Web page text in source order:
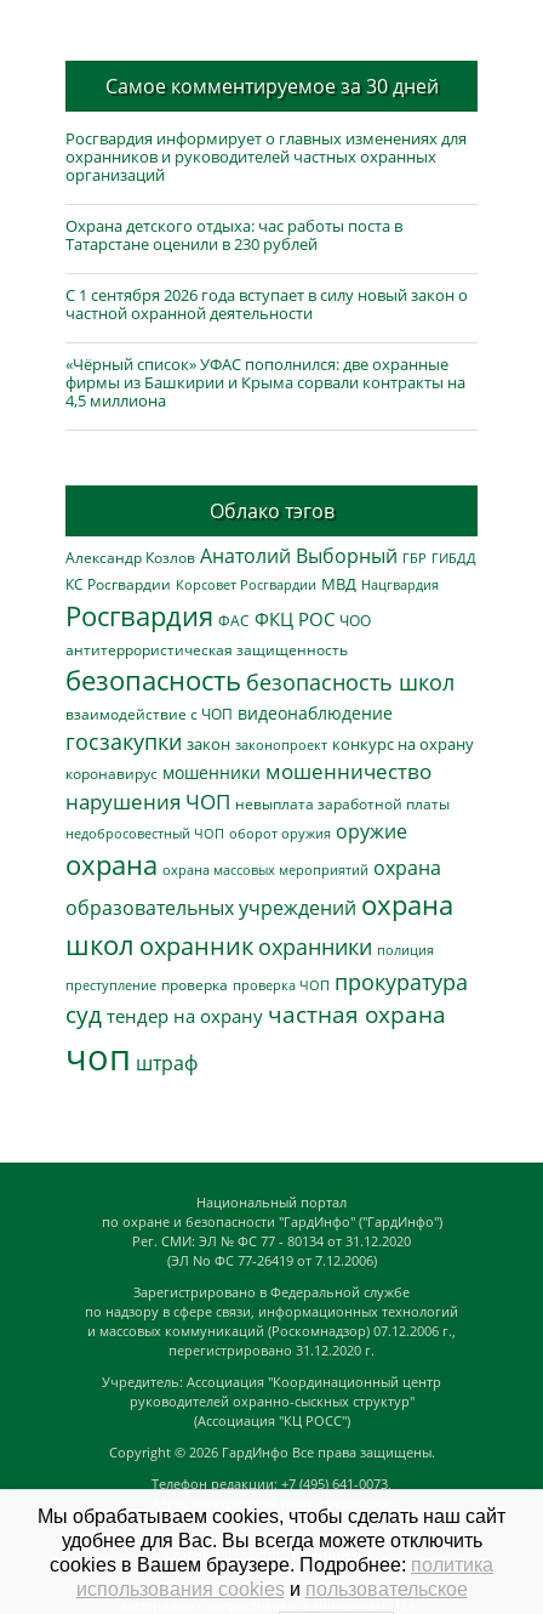
Самое комментируемое за 30 дней
Росгвардия информирует о главных изменениях для
охранников и руководителей частных охранных
организаций
Охрана детского отдыха: час работы поста в
Татарстане оценили в 230 рублей
С 1 сентября 2026 года вступает в силу новый закон о
частной охранной деятельности
«Чёрный список» УФАС пополнился: две охранные
фирмы из Башкирии и Крыма сорвали контракты на
4,5 миллиона
Облако тэгов
Александр Козлов Анатолий Выборный ГБР ГИБДД
КС Росгвардии Корсовет Росгвардии МВД Нацгвардия
Росгвардия ФАС ФКЦ РОС ЧОО
антитеррористическая защищенность
безопасность безопасность школ
взаимодействие с ЧОП видеонаблюдение
госзакупки закон законопроект конкурс на охрану
коронавирус мошенники мошенничество
нарушения ЧОП невыплата заработной платы
недобросовестный ЧОП оборот оружия оружие
охрана охрана массовых мероприятий охрана
образовательных учреждений охрана
школ охранник охранники полиция
преступление проверка проверка ЧОП прокуратура
суд тендер на охрану частная охрана
чоп штраф
Национальный портал
по охране и безопасности "ГардИнфо" ("ГардИнфо")
Рег. СМИ: ЭЛ № ФС 77 - 80134 от 31.12.2020
(ЭЛ No ФС 77-26419 от 7.12.2006)
Зарегистрировано в Федеральной службе
по надзору в сфере связи, информационных технологий
и массовых коммуникаций (Роскомнадзор) 07.12.2006 г.,
перегистрировано 31.12.2020 г.
Учредитель: Ассоциация "Координационный центр
руководителей охранно-сыскных структур"
(Ассоциация "КЦ РОСС")
Copyright © 2026 ГардИнфо Все права защищены.
Телефон редакции: +7 (495) 641-0073,
news@guardinfo.online
Главный редактор: Кузьмин Д.А.
На сайте могут быть размещены
Мы обрабатываем cookies, чтобы сделать наш сайт
удобнее для Вас. Вы всегда можете отключить
cookies в Вашем браузере. Подробнее: политика
использования cookiesи пользовательское